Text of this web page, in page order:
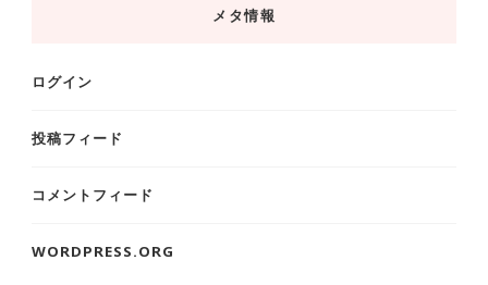
メタ情報
ログイン
投稿フィード
コメントフィード
WORDPRESS.ORG